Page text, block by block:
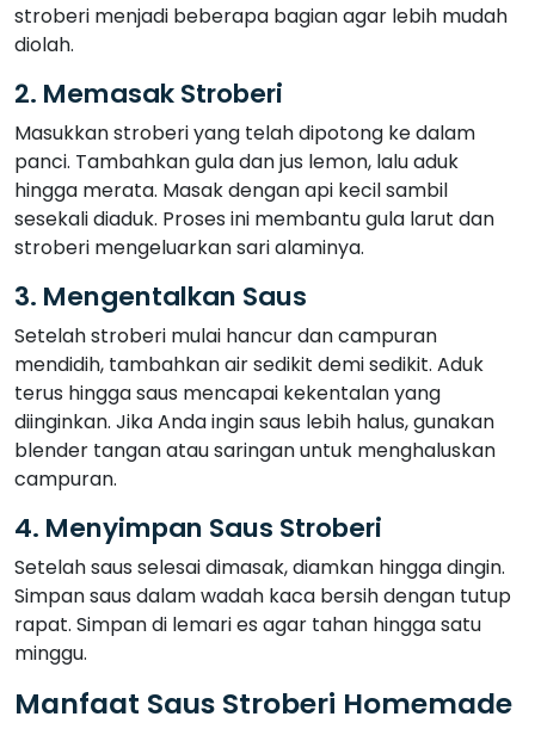
stroberi menjadi beberapa bagian agar lebih mudah
diolah.
2. Memasak Stroberi
Masukkan stroberi yang telah dipotong ke dalam
panci. Tambahkan gula dan jus lemon, lalu aduk
hingga merata. Masak dengan api kecil sambil
sesekali diaduk. Proses ini membantu gula larut dan
stroberi mengeluarkan sari alaminya.
3. Mengentalkan Saus
Setelah stroberi mulai hancur dan campuran
mendidih, tambahkan air sedikit demi sedikit. Aduk
terus hingga saus mencapai kekentalan yang
diinginkan. Jika Anda ingin saus lebih halus, gunakan
blender tangan atau saringan untuk menghaluskan
campuran.
4. Menyimpan Saus Stroberi
Setelah saus selesai dimasak, diamkan hingga dingin.
Simpan saus dalam wadah kaca bersih dengan tutup
rapat. Simpan di lemari es agar tahan hingga satu
minggu.
Manfaat Saus Stroberi Homemade